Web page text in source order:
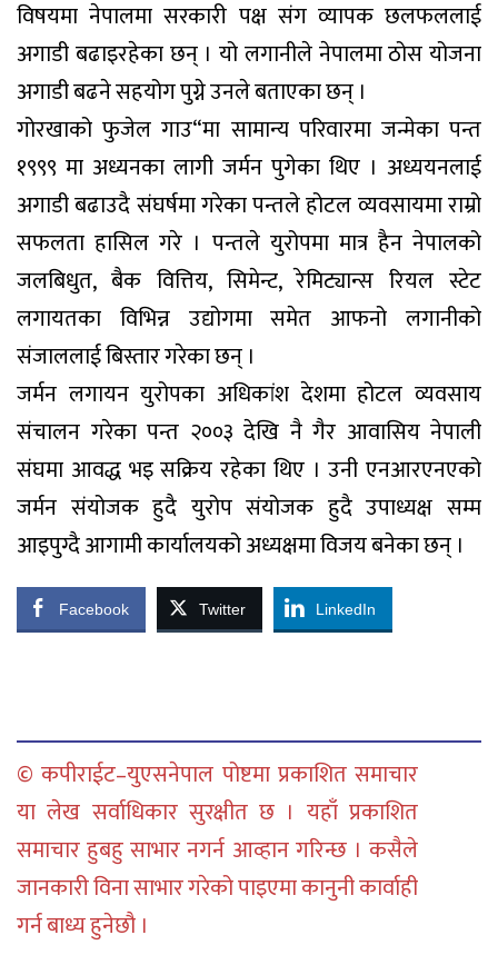
विषयमा नेपालमा सरकारी पक्ष संग व्यापक छलफललाई
अगाडी बढाइरहेका छन् । यो लगानीले नेपालमा ठोस योजना
अगाडी बढने सहयोग पुग्ने उनले बताएका छन् ।
गोरखाको फुजेल गाउ“मा सामान्य परिवारमा जन्मेका पन्त
१९९९ मा अध्यनका लागी जर्मन पुगेका थिए । अध्ययनलाई
अगाडी बढाउदै संघर्षमा गरेका पन्तले होटल व्यवसायमा राम्रो
सफलता हासिल गरे । पन्तले युरोपमा मात्र हैन नेपालको
जलबिधुत, बैक वित्तिय, सिमेन्ट, रेमिट्यान्स रियल स्टेट
लगायतका विभिन्न उद्योगमा समेत आफनो लगानीको
संजाललाई बिस्तार गरेका छन् ।
जर्मन लगायन युरोपका अधिकांश देशमा होटल व्यवसाय
संचालन गरेका पन्त २००३ देखि नै गैर आवासिय नेपाली
संघमा आवद्ध भइ सक्रिय रहेका थिए । उनी एनआरएनएको
जर्मन संयोजक हुदै युरोप संयोजक हुदै उपाध्यक्ष सम्म
आइपुग्दै आगामी कार्यालयको अध्यक्षमा विजय बनेका छन् ।
Facebook Twitter LinkedIn
© कपीराईट–युएसनेपाल पोष्टमा प्रकाशित समाचार
या लेख सर्वाधिकार सुरक्षीत छ । यहाँ प्रकाशित
समाचार हुबहु साभार नगर्न आव्हान गरिन्छ । कसैले
जानकारी विना साभार गरेको पाइएमा कानुनी कार्वाही
गर्न बाध्य हुनेछौ ।